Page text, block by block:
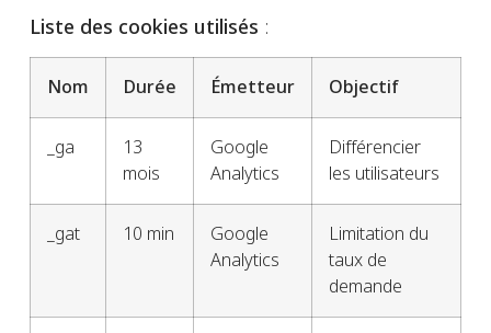
Liste des cookies utilisés :
Nom Durée Émetteur Objectif
_ga
13
mois
Google
Analytics
Différencier
les utilisateurs
_gat 10 min
Google
Analytics
Limitation du
taux de
demande